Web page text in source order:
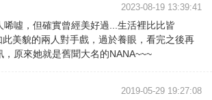
2023-08-19 13:39:41
唏噓，但確實曾經美好過...生活裡比比皆
此美貌的兩人對手戲，過於養眼，看完之後再
，原來她就是舊聞大名的NANA~~~
2019-05-29 19:27:08